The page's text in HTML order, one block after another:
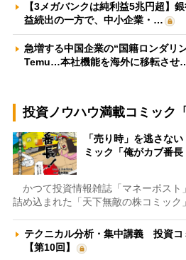
【3メガバンクは純利益5兆円超】
益続出の一方で、中小企業・…
急増する中国企業の“国籍ロンダリ
Temu…本社機能を海外に移転させ
投資ノウハウ満載コミック
「売り時」を逃さな
ミック「俺がカブ番長
かつて投資情報雑誌「マネーポスト
詰め込まれた「天下無敵の株コミッ
テクニカル分析・集中講義 投資コ
【第10回】